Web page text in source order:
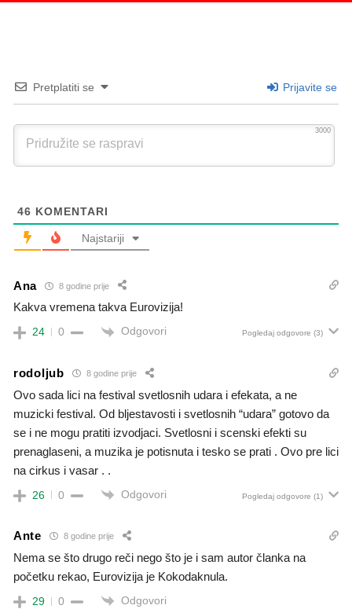
Pretplatiti se Prijavite se
3000
46 KOMENTARI
Najstariji
Ana 8 godine prije
Kakva vremena takva Eurovizija!
24 0 Odgovori Pogledaj odgovore (3)
rodoljub 8 godine prije
Ovo sada lici na festival svetlosnih udara i efekata, a ne
muzicki festival. Od bljestavosti i svetlosnih “udara” gotovo da
se i ne mogu pratiti izvodjaci. Svetlosni i scenski efekti su
prenaglaseni, a muzika je potisnuta i tesko se prati . Ovo pre lici
na cirkus i vasar . .
26 0 Odgovori Pogledaj odgovore (1)
Ante 8 godine prije
Nema se što drugo reči nego što je i sam autor članka na
početku rekao, Eurovizija je Kokodaknula.
29 0 Odgovori